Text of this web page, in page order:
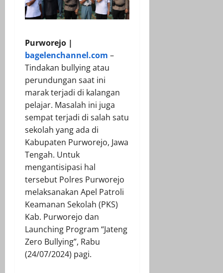
Purworejo |
bagelenchannel.com –
Tindakan bullying atau
perundungan saat ini
marak terjadi di kalangan
pelajar. Masalah ini juga
sempat terjadi di salah satu
sekolah yang ada di
Kabupaten Purworejo, Jawa
Tengah. Untuk
mengantisipasi hal
tersebut Polres Purworejo
melaksanakan Apel Patroli
Keamanan Sekolah (PKS)
Kab. Purworejo dan
Launching Program “Jateng
Zero Bullying”, Rabu
(24/07/2024) pagi.